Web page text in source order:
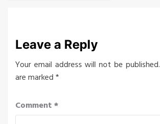
Leave a Reply
Your email address will not be published.
are marked*
Comment*